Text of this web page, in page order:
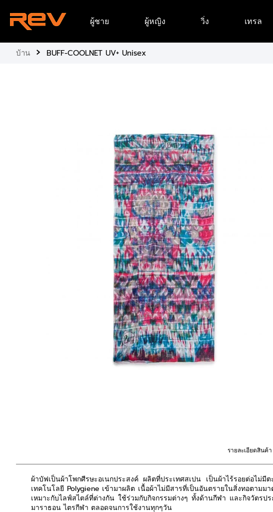
ข้าม
ไป
เนื้อหา
ผู้ชาย ผู้หญิง วิ่ง เทรล
บ้าน › BUFF-COOLNET UV+ Unisex
รายละเอียดสินค้า
ผ้าบัฟเป็นผ้าโพกศีรษะอเนกประสงค์ ผลิตที่ประเทศสเปน เป็นผ้าไร้รอยต่อไม่
เทคโนโลยี Polygiene เข้ามาผลิต เนื้อผ้าไม่มีสารที่เป็นอันตรายในสิ่งทอตาม
เหมาะกับไลฟ์สไตล์ที่ต่างกัน ใช้ร่วมกับกิจกรรมต่างๆ ทั้งด้านกีฬา และกิจวัต
มาราธอน ไตรกีฬา ตลอดจนการใช้งานทุกๆวัน